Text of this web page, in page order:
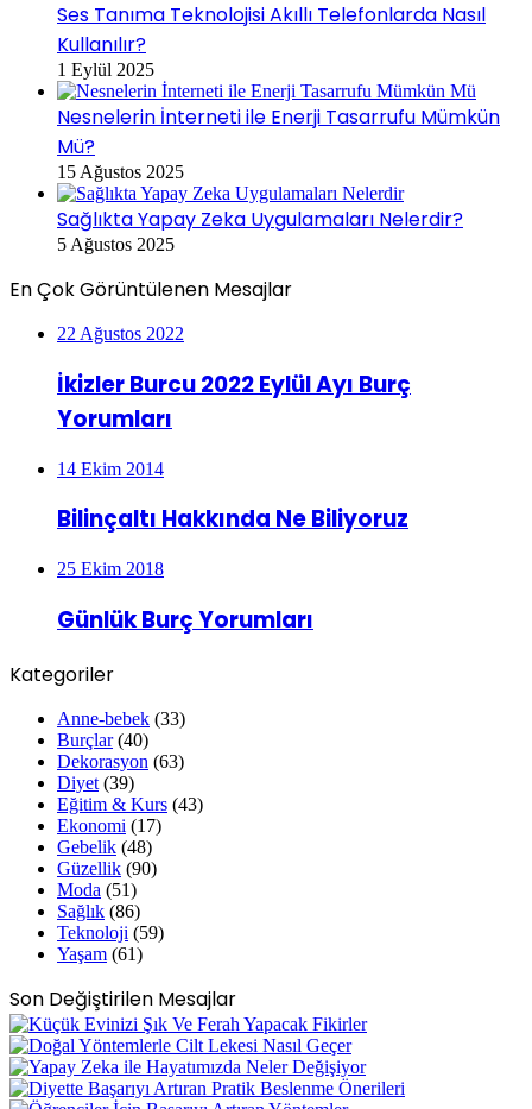
Ses Tanıma Teknolojisi Akıllı Telefonlarda Nasıl
Kullanılır?
1 Eylül 2025
Nesnelerin İnterneti ile Enerji Tasarrufu Mümkün
Mü?
15 Ağustos 2025
Sağlıkta Yapay Zeka Uygulamaları Nelerdir?
5 Ağustos 2025
En Çok Görüntülenen Mesajlar
22 Ağustos 2022
İkizler Burcu 2022 Eylül Ayı Burç
Yorumları
14 Ekim 2014
Bilinçaltı Hakkında Ne Biliyoruz
25 Ekim 2018
Günlük Burç Yorumları
Kategoriler
Anne-bebek (33)
Burçlar(40)
Dekorasyon (63)
Diyet (39)
Eğitim & Kurs (43)
Ekonomi (17)
Gebelik (48)
Güzellik (90)
Moda (51)
Sağlık (86)
Teknoloji (59)
Yaşam (61)
Son Değiştirilen Mesajlar